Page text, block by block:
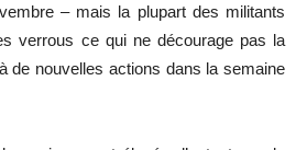
– mais la plupart des militants
verrous ce qui ne décourage pas la
de nouvelles actions dans la semaine